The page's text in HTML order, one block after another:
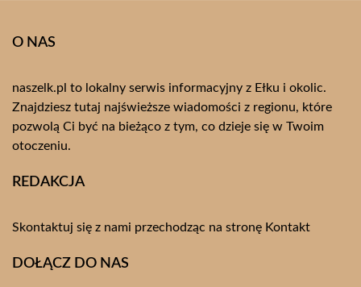
O NAS
naszelk.pl to lokalny serwis informacyjny z Ełku i okolic.
Znajdziesz tutaj najświeższe wiadomości z regionu, które
pozwolą Ci być na bieżąco z tym, co dzieje się w Twoim
otoczeniu.
REDAKCJA
Skontaktuj się z nami przechodząc na stronę Kontakt
DOŁĄCZ DO NAS